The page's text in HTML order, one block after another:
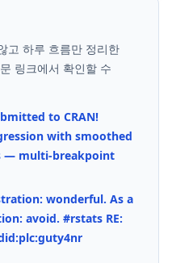
고 하루 흐름만 정리한
링크에서 확인할 수
to CRAN!
with smoothed
— multi-breakpoint
wonderful. As a
avoid. #rstats RE: